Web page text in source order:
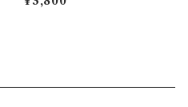
トガル軍 コットン Tシャツ